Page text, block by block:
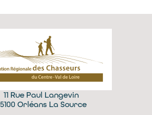
11 Rue Paul Langevin
Orléans La Source